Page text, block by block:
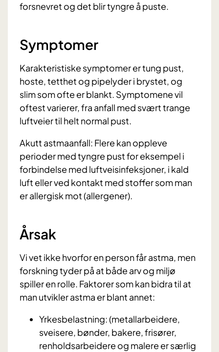
forsnevret og det blir tyngre å puste.
Symptomer
Karakteristiske symptomer er tung pust,
hoste, tetthet og pipelyder i brystet, og
slim som ofte er blankt. Symptomene vil
oftest varierer, fra anfall med svært trange
luftveier til helt normal pust.
Akutt astmaanfall: Flere kan oppleve
perioder med tyngre pust for eksempel i
forbindelse med luftveisinfeksjoner, i kald
luft eller ved kontakt med stoffer som man
er allergisk mot (allergener).
Årsak
Vi vet ikke hvorfor en person får astma, men
forskning tyder på at både arv og miljø
spiller en rolle. Faktorer som kan bidra til at
man utvikler astma er blant annet:
Yrkesbelastning: (metallarbeidere,
sveisere, bønder, bakere, frisører,
renholdsarbeidere og malere er særlig